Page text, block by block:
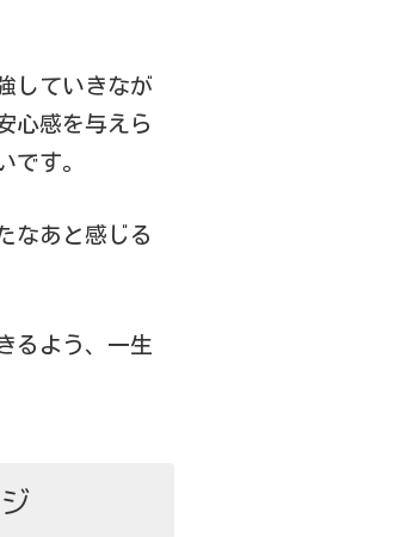
していきなが
心感を与えら
です。
なあと感じる
るよう、一生